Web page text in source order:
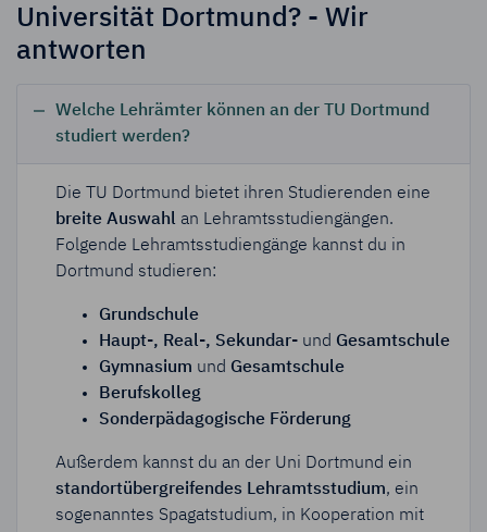
Universität Dortmund? - Wir
antworten
Welche Lehrämter können an der TU Dortmund
studiert werden?
Die TU Dortmund bietet ihren Studierenden eine
breite Auswahl an Lehramtsstudiengängen.
Folgende Lehramtsstudiengänge kannst du in
Dortmund studieren:
Grundschule
Haupt-, Real-, Sekundar- und Gesamtschule
Gymnasium und Gesamtschule
Berufskolleg
Sonderpädagogische Förderung
Außerdem kannst du an der Uni Dortmund ein
standortübergreifendes Lehramtsstudium, ein
sogenanntes Spagatstudium, in Kooperation mit